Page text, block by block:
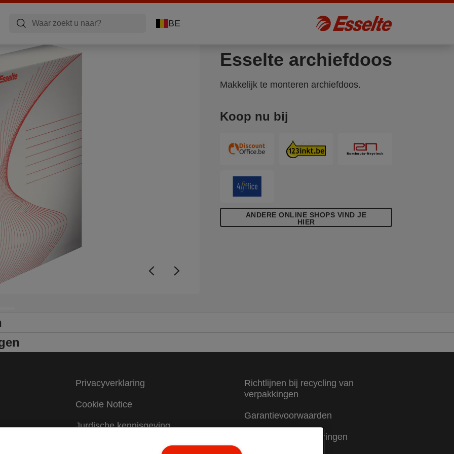
BE
Esselte archiefdoos
Makkelijk te monteren archiefdoos.
Koop nu bij
ANDERE ONLINE SHOPS VIND JE
HIER
Privacyverklaring
Cookie Notice
Jurdische kennisgeving
Richtlijnen bij recycling van
verpakkingen
Garantievoorwaarden
Conformiteitsverklaringen